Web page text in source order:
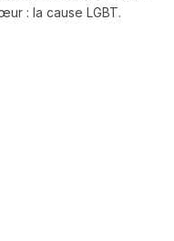
: la cause LGBT.